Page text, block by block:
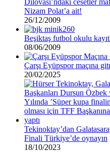
Nizam Polat’a ait!
26/12/2009
Beşiktaş futbol okulu
08/06/2009
Çarşı Eyüpspor maçına
20/02/2025
Tekinoktay’dan
Finali Türkiye’de oynayın
18/10/2023